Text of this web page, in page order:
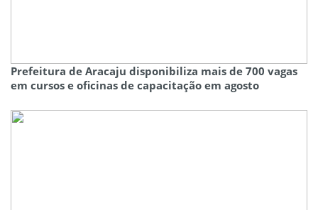
Prefeitura de Aracaju disponibiliza mais de 700 vagas
em cursos e oficinas de capacitação em agosto